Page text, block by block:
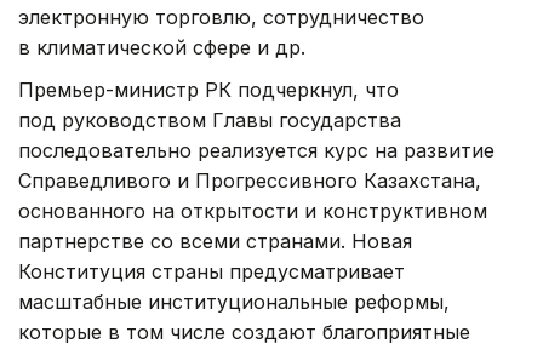
электронную торговлю, сотрудничество
в климатической сфере и др.
Премьер-министр РК подчеркнул, что
под руководством Главы государства
последовательно реализуется курс на развитие
Справедливого и Прогрессивного Казахстана,
основанного на открытости и конструктивном
партнерстве со всеми странами. Новая
Конституция страны предусматривает
масштабные институциональные реформы,
которые в том числе создают благоприятные